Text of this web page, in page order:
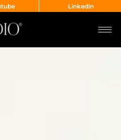
Linkedin